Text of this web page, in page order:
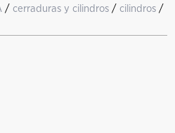
/cerraduras y cilindros /cilindros /